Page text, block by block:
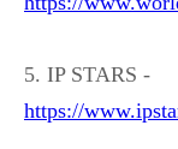
5. IP STARS -
https://